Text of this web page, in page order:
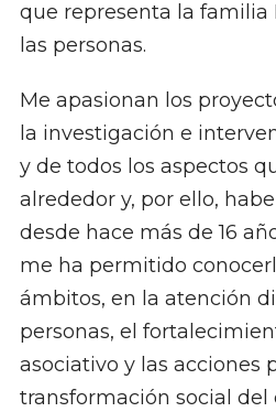
que representa la familia
las personas.
Me apasionan los
la investigación e
y de todos los aspectos
alrededor y, por ello,
desde hace más de 16
me ha permitido
ámbitos, en la atención
personas, el
asociativo y las acciones
transformación social del